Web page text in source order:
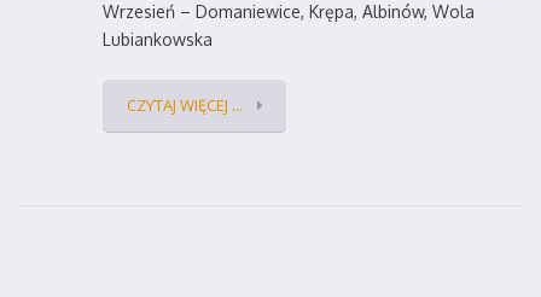
Wrzesień – Domaniewice, Krępa, Albinów, Wola
Lubiankowska
CZYTAJ WIĘCEJ ...